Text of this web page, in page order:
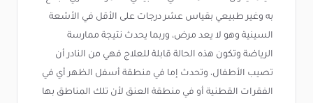
به وغير طبيعي بقياس عشر درجات على الأقل في الأشعة
السينية وهو لا يعد مرض، وربما يحدث نتيجة ممارسة
الرياضة وتكون هذه الحالة قابلة للعلاج فهي من النادر أن
تصيب الأطفال، وتحدث إما في منطقة أسفل الظهر أي في
الفقرات القطنية أو في منطقة العنق لأن تلك المناطق بها